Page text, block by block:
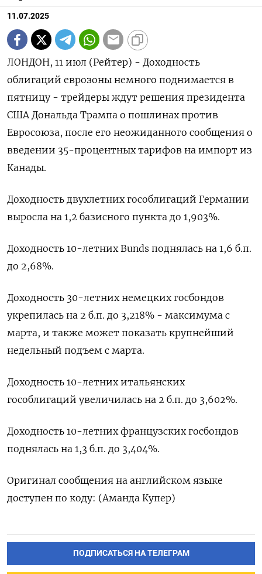
11.07.2025
ЛОНДОН, 11 июл (Рейтер) - Доходность
облигаций еврозоны немного поднимается в
пятницу - трейдеры ждут решения президента
США Дональда Трампа о пошлинах против
Евросоюза, после его неожиданного сообщения о
введении 35-процентных тарифов на импорт из
Канады.
Доходность двухлетних гособлигаций Германии
выросла на 1,2 базисного пункта до 1,903%.
Доходность 10-летних Bunds поднялась на 1,6 б.п.
до 2,68%.
Доходность 30-летних немецких госбондов
укрепилась на 2 б.п. до 3,218% - максимума с
марта, и также может показать крупнейший
недельный подъем с марта.
Доходность 10-летних итальянских
гособлигаций увеличилась на 2 б.п. до 3,602%.
Доходность 10-летних французских госбондов
поднялась на 1,3 б.п. до 3,404%.
Оригинал сообщения на английском языке
доступен по коду: (Аманда Купер)
ПОДПИСАТЬСЯ НА ТЕЛЕГРАМ